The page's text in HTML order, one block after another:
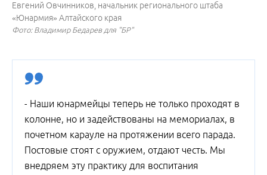
Евгений Овчинников, начальник регионального штаба
«Юнармия» Алтайского края
Фото: Владимир Бедарев для "БР"
- Наши юнармейцы теперь не только проходят в
колонне, но и задействованы на мемориалах, в
почетном карауле на протяжении всего парада.
Постовые стоят с оружием, отдают честь. Мы
внедряем эту практику для воспитания